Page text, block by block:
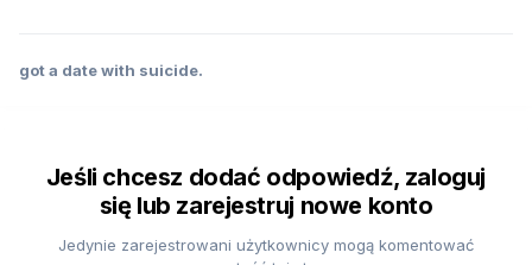
got a date with suicide.
Jeśli chcesz dodać odpowiedź, zaloguj
się lub zarejestruj nowe konto
Jedynie zarejestrowani użytkownicy mogą komentować